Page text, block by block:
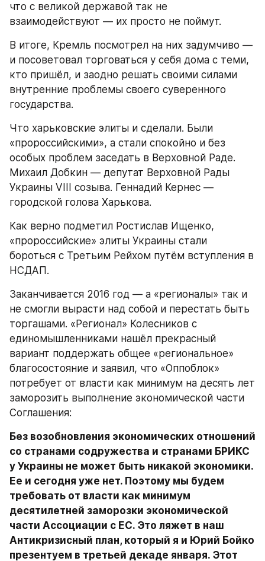
что с великой державой так не
взаимодействуют — их просто не поймут.
В итоге, Кремль посмотрел на них задумчиво —
и посоветовал торговаться у себя дома с теми,
кто пришёл, и заодно решать своими силами
внутренние проблемы своего суверенного
государства.
Что харьковские элиты и сделали. Были
«пророссийскими», а стали спокойно и без
особых проблем заседать в Верховной Раде.
Михаил Добкин — депутат Верховной Рады
Украины VIII созыва. Геннадий Кернес —
городской голова Харькова.
Как верно подметил Ростислав Ищенко,
«пророссийские» элиты Украины стали
бороться с Третьим Рейхом путём вступления в
НСДАП.
Заканчивается 2016 год — а «регионалы» так и
не смогли вырасти над собой и перестать быть
торгашами. «Регионал» Колесников с
единомышленниками нашёл прекрасный
вариант поддержать общее «региональное»
благосостояние и заявил, что «Оппоблок»
потребует от власти как минимум на десять лет
заморозить выполнение экономической части
Соглашения:
Без возобновления экономических отношений
со странами содружества и странами БРИКС
у Украины не может быть никакой экономики.
Ее и сегодня уже нет. Поэтому мы будем
требовать от власти как минимум
десятилетней заморозки экономической
части Ассоциации с ЕС. Это ляжет в наш
Антикризисный план, который я и Юрий Бойко
презентуем в третьей декаде января. Этот